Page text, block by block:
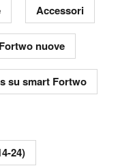
Accessori
nuove
su smart Fortwo
24)